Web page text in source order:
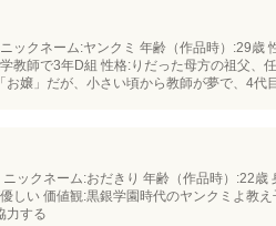
ックネーム:ヤンクミ 年齢（作品時）:29歳
教師で3年D組 性格:りだった母方の祖父、
お嬢」だが、小さい頃から教師が夢で、4代
ックネーム:おだきり 年齢（作品時）:22
しい 価値観:黒銀学園時代のヤンクミよ教
力する